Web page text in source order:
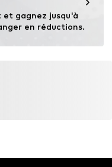
en réductions.